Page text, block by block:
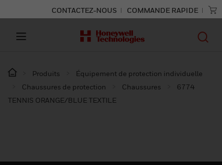
CONTACTEZ-NOUS COMMANDE RAPIDE
Produits
Équipement de protection individuelle
Chaussures de protection
Chaussures
6774
TENNIS ORANGE/BLUE TEXTILE